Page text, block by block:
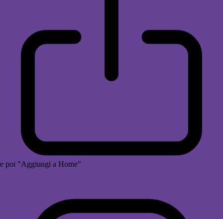
e poi "Aggiungi a Home"